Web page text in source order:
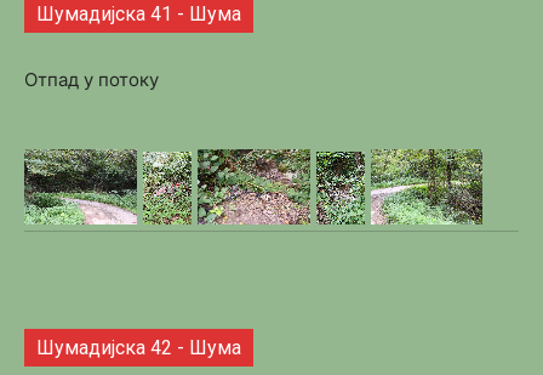
Шумадијска 41 - Шума
Отпад у потоку
Шумадијска 42 - Шума